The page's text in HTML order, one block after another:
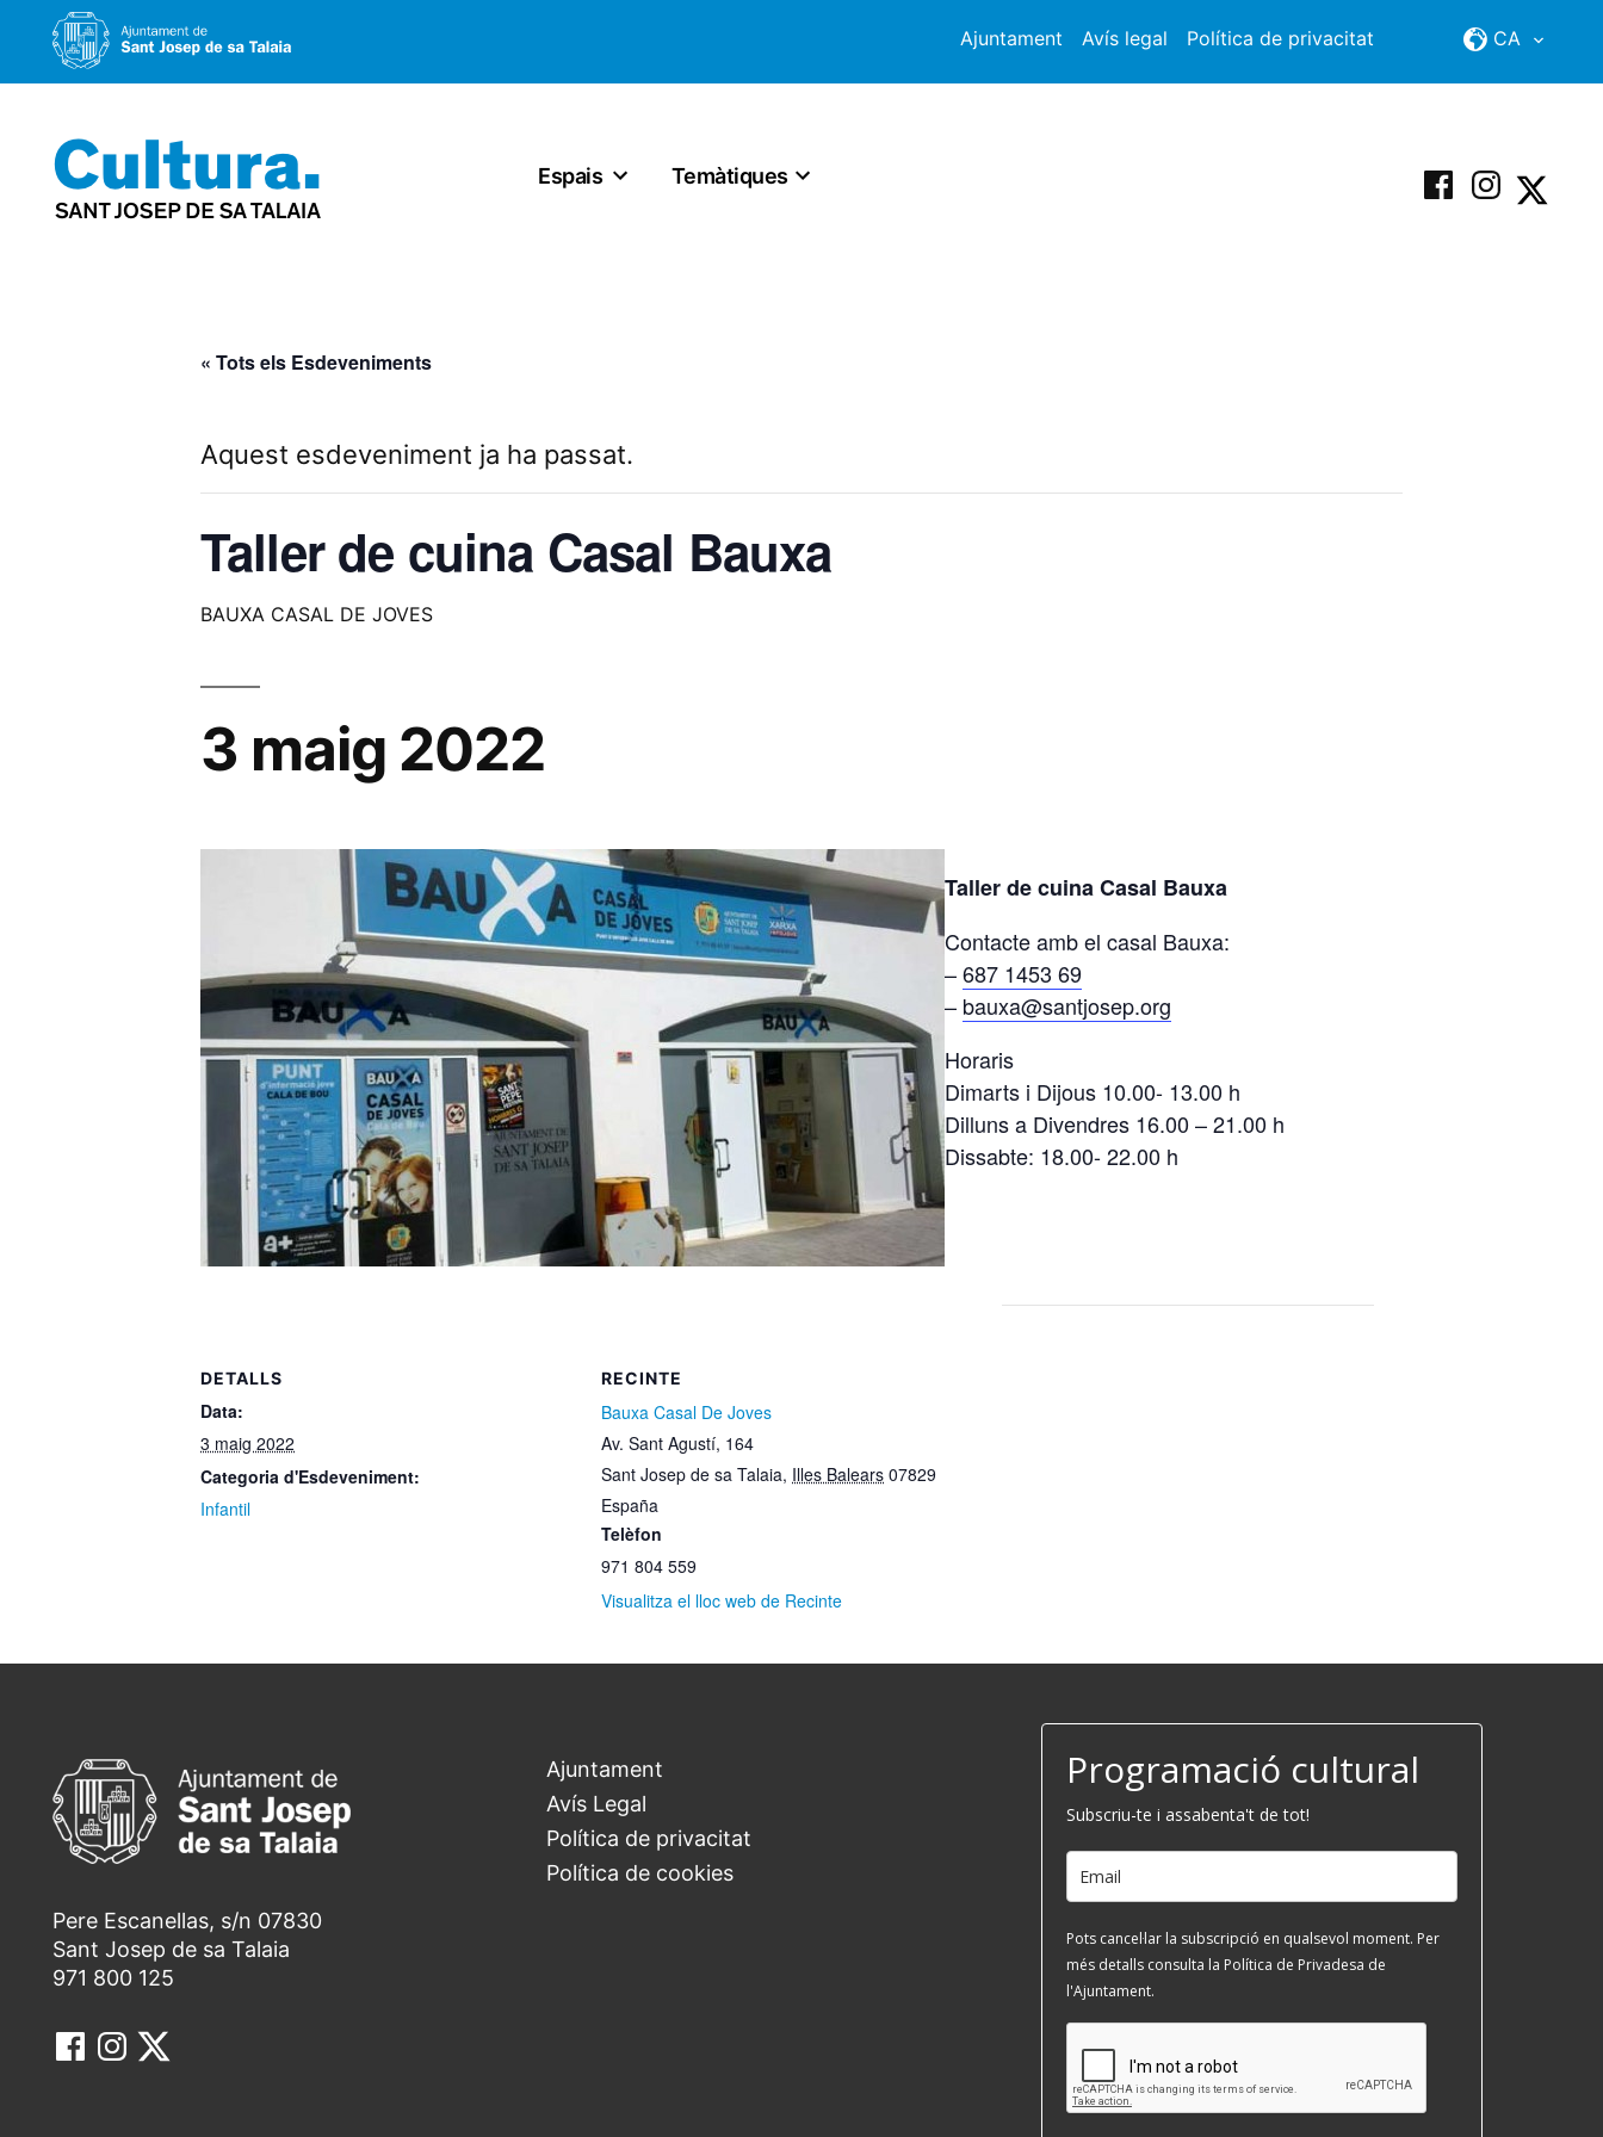
CA
Ajuntament Avís legal Política de privacitat
al
contingut
Espais Temàtiques Facebook
Instagram
X
« Tots els Esdeveniments
Aquest esdeveniment ja ha passat.
Taller de cuina Casal Bauxa
BAUXA CASAL DE JOVES
3 maig 2022
Taller de cuina Casal Bauxa
Contacte amb el casal Bauxa:
–687 1453 69
– bauxa@santjosep.org
Horaris
Dimarts i Dijous 10.00- 13.00 h
Dilluns a Divendres 16.00 – 21.00 h
Dissabte: 18.00- 22.00 h
DETALLS
Data:
3 maig 2022
Categoria d'Esdeveniment:
Infantil
RECINTE
Bauxa Casal De Joves
Av. Sant Agustí, 164
Sant Josep de sa Talaia, Illes Balears 07829
España
Telèfon
971 804 559
Visualitza el lloc web de Recinte
Pere Escanellas, s/n 07830
Sant Josep de sa Talaia
971 800 125
Ajuntament
Avís Legal
Política de privacitat
Política de cookies
Programació cultural
Subscriu-te i assabenta't de tot!
Pots cancel·lar la subscripció en qualsevol moment. Per
més detalls consulta la Política de Privadesa de
l'Ajuntament.